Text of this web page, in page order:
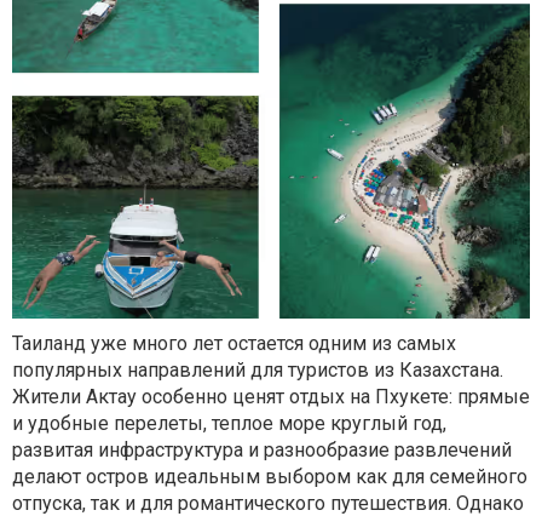
Таиланд уже много лет остается одним из самых
популярных направлений для туристов из Казахстана.
Жители Актау особенно ценят отдых на Пхукете: прямые
и удобные перелеты, теплое море круглый год,
развитая инфраструктура и разнообразие развлечений
делают остров идеальным выбором как для семейного
отпуска, так и для романтического путешествия. Однако